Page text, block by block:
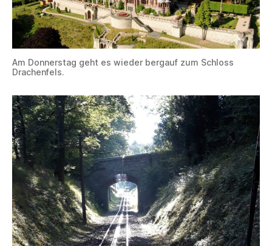
Am Donnerstag geht es wieder bergauf zum Schloss
Drachenfels.